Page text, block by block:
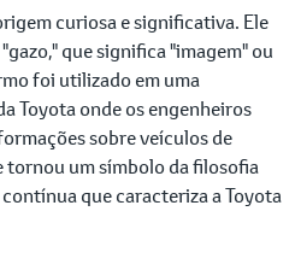
curiosa e significativa. Ele
que significa "imagem" ou
foi utilizado em uma
Toyota onde os engenheiros
sobre veículos de
tornou um símbolo da filosofia
que caracteriza a Toyota